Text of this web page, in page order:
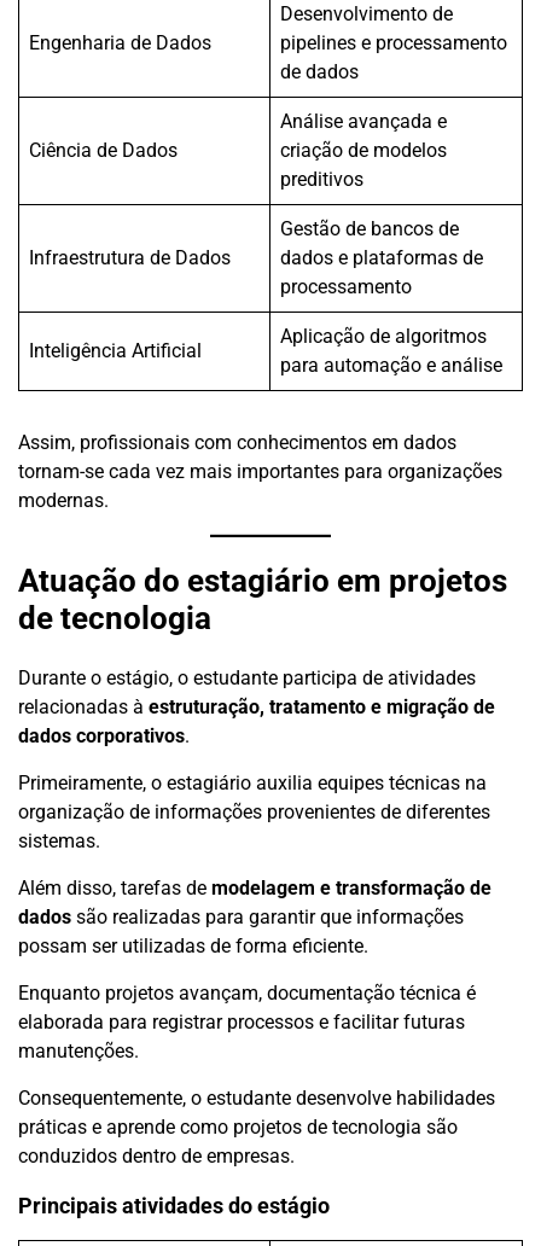
Engenharia de Dados
Desenvolvimento de
pipelines e processamento
de dados
Ciência de Dados
Análise avançada e
criação de modelos
preditivos
Infraestrutura de Dados
Gestão de bancos de
dados e plataformas de
processamento
Inteligência Artificial
Aplicação de algoritmos
para automação e análise
Assim, profissionais com conhecimentos em dados
tornam-se cada vez mais importantes para organizações
modernas.
Atuação do estagiário em projetos
de tecnologia
Durante o estágio, o estudante participa de atividades
relacionadas à estruturação, tratamento e migração de
dados corporativos.
Primeiramente, o estagiário auxilia equipes técnicas na
organização de informações provenientes de diferentes
sistemas.
Além disso, tarefas de modelagem e transformação de
dados são realizadas para garantir que informações
possam ser utilizadas de forma eficiente.
Enquanto projetos avançam, documentação técnica é
elaborada para registrar processos e facilitar futuras
manutenções.
Consequentemente, o estudante desenvolve habilidades
práticas e aprende como projetos de tecnologia são
conduzidos dentro de empresas.
Principais atividades do estágio